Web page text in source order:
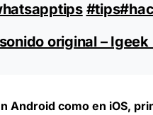
#tips
original –
Android como en iOS,